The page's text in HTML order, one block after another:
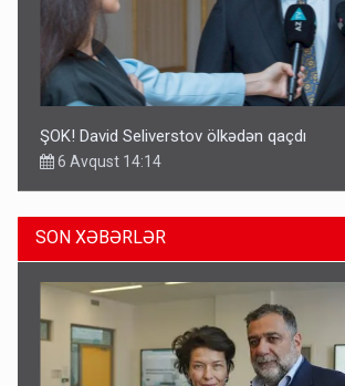
ŞOK! David Seliverstov ölkədən qaçdı
6 Avqust 14:14
SON XƏBƏRLƏR